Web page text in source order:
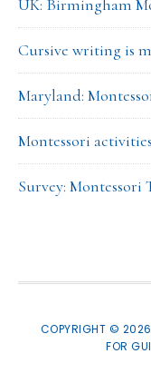
UK: Birmingham
Cursive writing is
Maryland:
Montessori
Survey: Montessori
COPYRIGHT © 2026
FOR